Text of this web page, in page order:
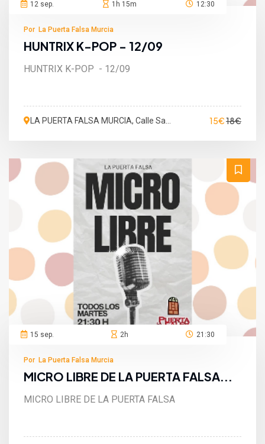
12 sep. 1h 15m 12:30
Por La Puerta Falsa Murcia
HUNTRIX K-POP - 12/09
HUNTRIX K-POP - 12/09
LA PUERTA FALSA MURCIA, Calle San
15€18€
15 sep. 2h 21:30
Por La Puerta Falsa Murcia
MICRO LIBRE DE LA PUERTA FALSA...
MICRO LIBRE DE LA PUERTA FALSA